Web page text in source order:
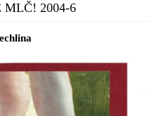
MLČ! 2004-6